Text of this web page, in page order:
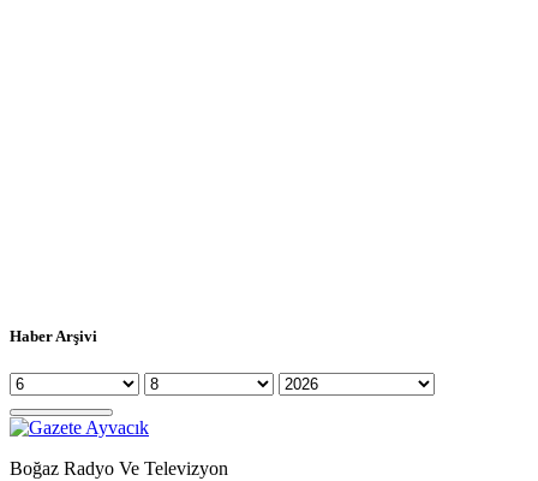
Haber Arşivi
Boğaz Radyo Ve Televizyon